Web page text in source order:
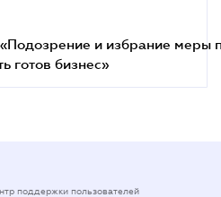
и избрание меры
готов бизнес»
поддержки пользователей